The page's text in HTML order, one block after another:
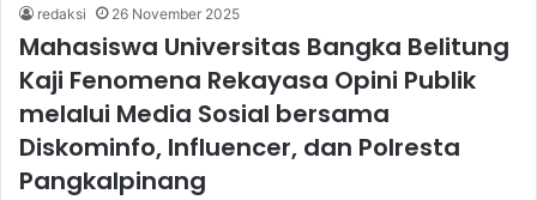
redaksi 26 November 2025
Mahasiswa Universitas Bangka Belitung
Kaji Fenomena Rekayasa Opini Publik
melalui Media Sosial bersama
Diskominfo, Influencer, dan Polresta
Pangkalpinang